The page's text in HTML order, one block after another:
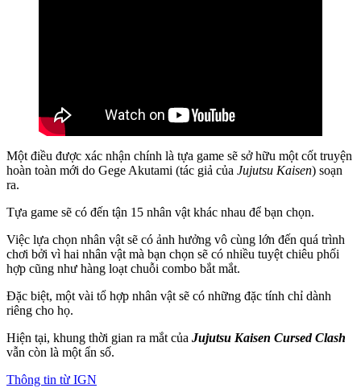
Một điều được xác nhận chính là tựa game sẽ sở hữu một cốt truyện
hoàn toàn mới do Gege Akutami (tác giả của Jujutsu Kaisen) soạn
ra.
Tựa game sẽ có đến tận 15 nhân vật khác nhau để bạn chọn.
Việc lựa chọn nhân vật sẽ có ảnh hưởng vô cùng lớn đến quá trình
chơi bởi vì hai nhân vật mà bạn chọn sẽ có nhiều tuyệt chiêu phối
hợp cũng như hàng loạt chuỗi combo bắt mắt.
Đặc biệt, một vài tổ hợp nhân vật sẽ có những đặc tính chỉ dành
riêng cho họ.
Hiện tại, khung thời gian ra mắt của Jujutsu Kaisen Cursed Clash
vẫn còn là một ẩn số.
Thông tin từ IGN